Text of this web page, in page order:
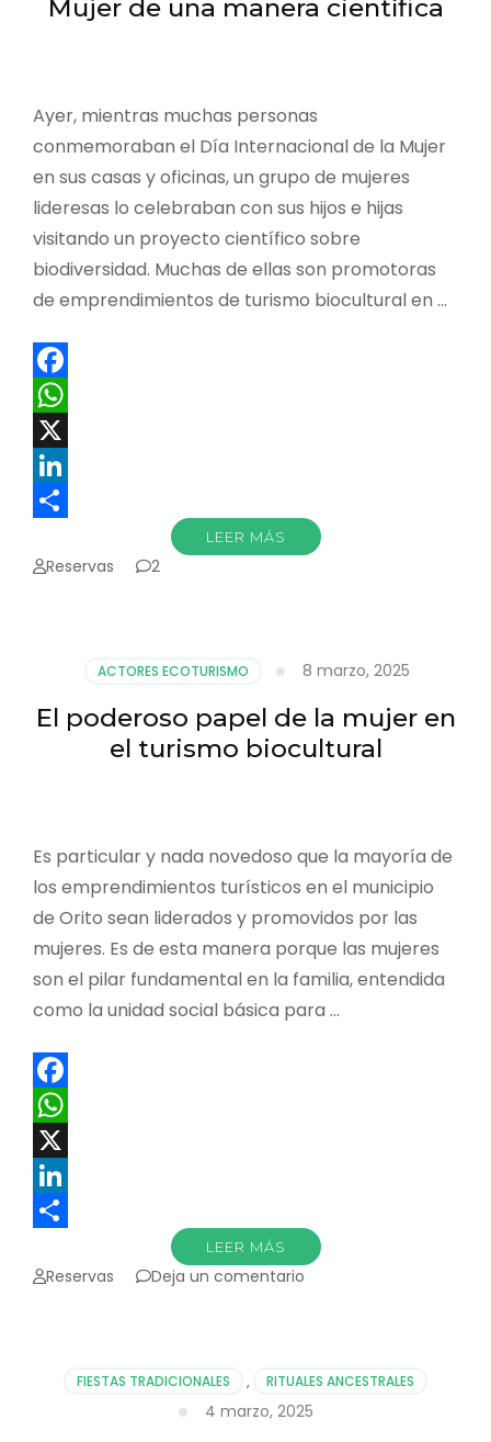
Mujer de una manera científica
Ayer, mientras muchas personas
conmemoraban el Día Internacional de la Mujer
en sus casas y oficinas, un grupo de mujeres
lideresas lo celebraban con sus hijos e hijas
visitando un proyecto científico sobre
biodiversidad. Muchas de ellas son promotoras
de emprendimientos de turismo biocultural en …
Facebook
WhatsApp
X
LinkedIn
LEER MÁS
Reservas 2
ACTORES ECOTURISMO 8 marzo, 2025
El poderoso papel de la mujer en
el turismo biocultural
Es particular y nada novedoso que la mayoría de
los emprendimientos turísticos en el municipio
de Orito sean liderados y promovidos por las
mujeres. Es de esta manera porque las mujeres
son el pilar fundamental en la familia, entendida
como la unidad social básica para …
Facebook
WhatsApp
X
LinkedIn
LEER MÁS
Reservas Deja un comentario
la
mujer
FIESTAS TRADICIONALES , RITUALES ANCESTRALES
4 marzo, 2025